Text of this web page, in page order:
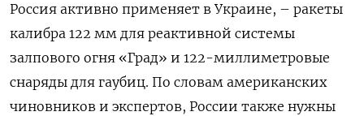
Россия активно применяет в Украине, – ракеты
калибра 122 мм для реактивной системы
залпового огня «Град» и 122-миллиметровые
снаряды для гаубиц. По словам американских
чиновников и экспертов, России также нужны